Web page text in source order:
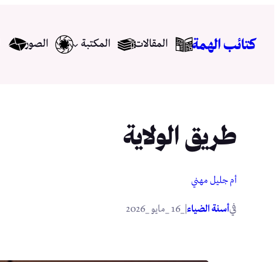
المحتوىكتائب الهمة المقالات المكتبة الصور
طريق الولاية
أم جليل مهني
فيأسنة الضياء